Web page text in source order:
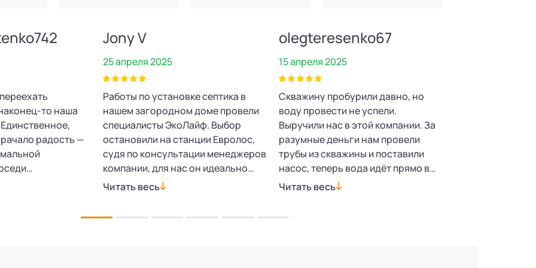
наша
радость —
Jony V
25 апреля 2025
Работы по установке септика в
нашем загородном доме провели
специалисты ЭкоЛайф. Выбор
остановили на станции Евролос,
судя по консультации менеджеров
компании, для нас он идеально
подходит. Время установки и
Читать весь
olegteresenko67
15 апреля 2025
Скважину пробурили давно, но
воду провести не успели.
Выручили нас в этой компании. За
разумные деньги нам провели
трубы из скважины и поставили
насос, теперь вода идёт прямо в
дачный домик, и я даже душевую
Читать весь